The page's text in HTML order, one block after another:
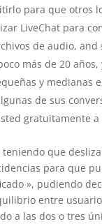
para que otros
LiveChat para
de audio, and
más de 20
y medianas
de sus
gratuitamente a
que
para que
», pudiendo
entre
a las dos o tres